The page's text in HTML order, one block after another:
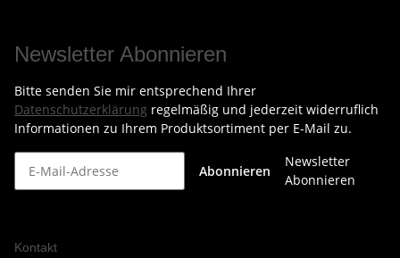
Newsletter Abonnieren
Bitte senden Sie mir entsprechend Ihrer
Datenschutzerklärung regelmäßig und jederzeit widerruflich
Informationen zu Ihrem Produktsortiment per E-Mail zu.
Abonnieren
Newsletter
Abonnieren
Kontakt